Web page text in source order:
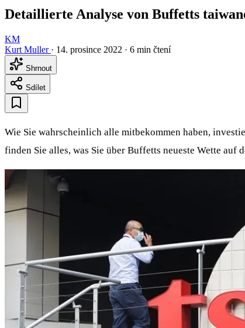
Detaillierte Analyse von Buffetts
KM
Kurt Muller · 14. prosince 2022 · 6 min čtení
Shrnout
Sdílet
Wie Sie wahrscheinlich alle mitbekommen haben,
finden Sie alles, was Sie über Buffetts neueste Wette auf